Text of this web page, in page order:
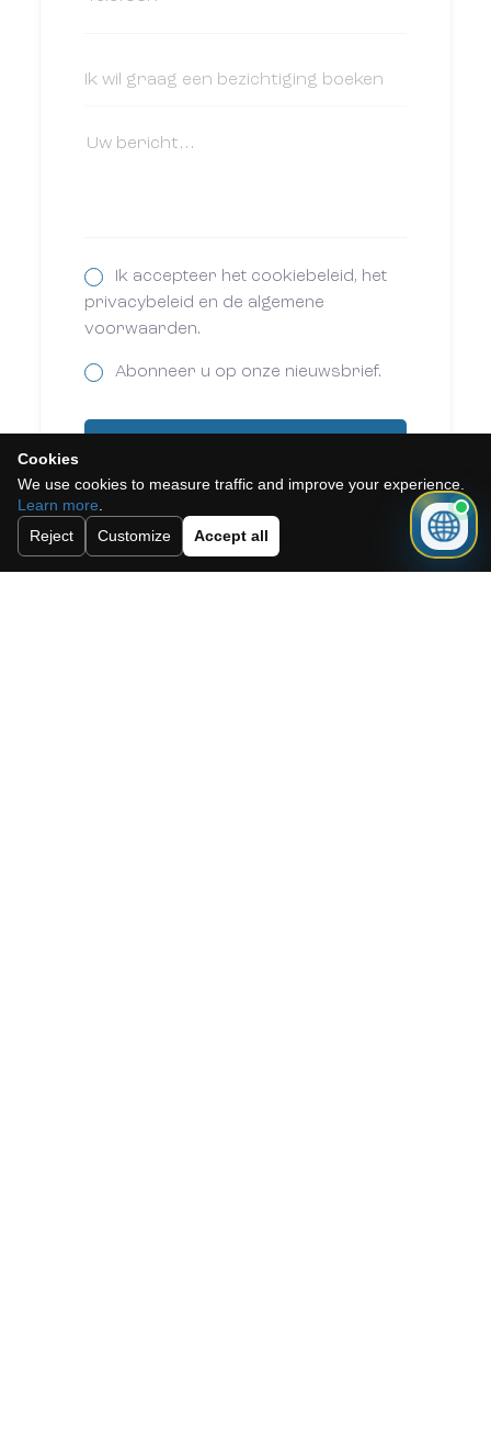
Ik accepteer het cookiebeleid, het
privacybeleid en de algemene
voorwaarden.
Abonneer u op onze nieuwsbrief.
Cookies
We use cookies to measure traffic and improve your experience.
Learn more
Reject
Customize Accept all